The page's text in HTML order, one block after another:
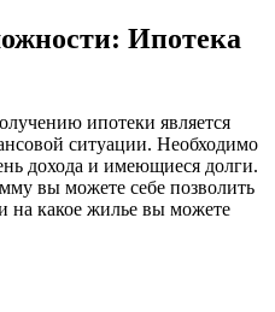
Ипотека
ипотеки является
ситуации. Необходимо
дохода и имеющиеся долги.
вы можете себе позволить
на какое жилье вы можете